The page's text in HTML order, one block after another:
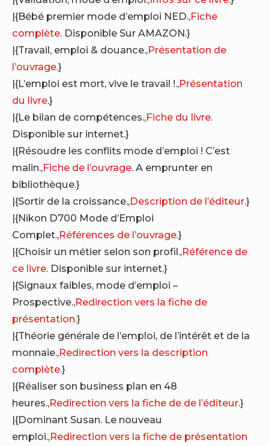
|{Bébé premier mode d’emploi NED.,Fiche
complète. Disponible Sur AMAZON.}
|{Travail, emploi & douance.,Présentation de
l’ouvrage.}
|{L’emploi est mort, vive le travail !.,Présentation
du livre.}
|{Le bilan de compétences.,Fiche du livre.
Disponible sur internet.}
|{Résoudre les conflits mode d’emploi ! C’est
malin.,Fiche de l’ouvrage. A emprunter en
bibliothèque.}
|{Sortir de la croissance.,Description de l’éditeur.}
|{Nikon D700 Mode d’Emploi
Complet.,Références de l’ouvrage.}
|{Choisir un métier selon son profil.,Référence de
ce livre. Disponible sur internet.}
|{Signaux faibles, mode d’emploi –
Prospective.,Redirection vers la fiche de
présentation.}
|{Théorie générale de l’emploi, de l’intérêt et de la
monnaie.,Redirection vers la description
complète.}
|{Réaliser son business plan en 48
heures.,Redirection vers la fiche de de l’éditeur.}
|{Dominant Susan. Le nouveau
emploi.,Redirection vers la fiche de présentation